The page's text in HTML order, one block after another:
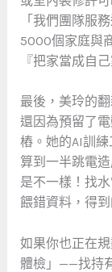
「我們團隊服
5000個家庭與
『把家當成自
最後，美玲的
還因為預留了
樁。她的AI訓
算到一半跳電
是不一樣！找
餵錯資料，得到
如果你也正在
體檢」——找持